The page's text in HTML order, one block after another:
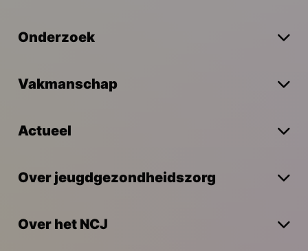
Onderzoek
Vakmanschap
Actueel
Over jeugdgezondheidszorg
Over het NCJ